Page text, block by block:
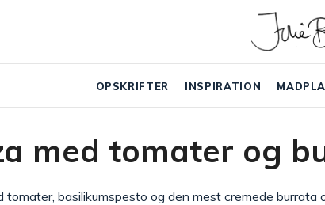
OPSKRIFTER INSPIRATION
med tomater og
tomater, basilikumspesto og den mest cremede